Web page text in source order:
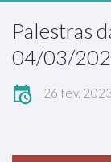
Palestras
04/03/
26 fev, 2023